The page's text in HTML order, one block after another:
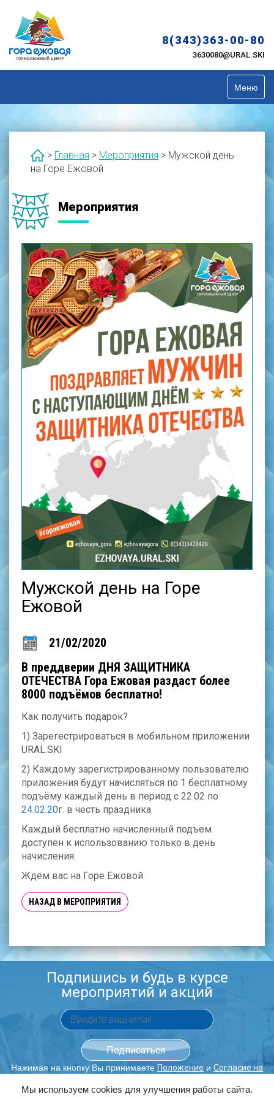
Мы используем cookies для улучшения работы сайта.
content
8(343)363-00-80
3630080@URAL.SKI
Меню
> Главная > Мероприятия > Мужской день
на Горе Ежовой
Мероприятия
Мужской день на Горе
Ежовой
21/02/2020
В преддверии ДНЯ ЗАЩИТНИКА
ОТЕЧЕСТВА Гора Ежовая раздаст более
8000 подъёмов бесплатно!
Как получить подарок?
1) Зарегестрироваться в мобильном приложении
URAL.SKI
2) Каждому зарегистрированному пользователю
приложения будут начисляться по 1 бесплатному
подъёму каждый день в период с 22.02 по
24.02.20г. в честь праздника
Каждый бесплатно начисленный подъем
доступен к использованию только в день
начисления.
Ждём вас на Горе Ежовой
НАЗАД В МЕРОПРИЯТИЯ
Подпишись и будь в курсе
мероприятий и акций
Нажимая на кнопку Вы принимаете Положение и Согласие на